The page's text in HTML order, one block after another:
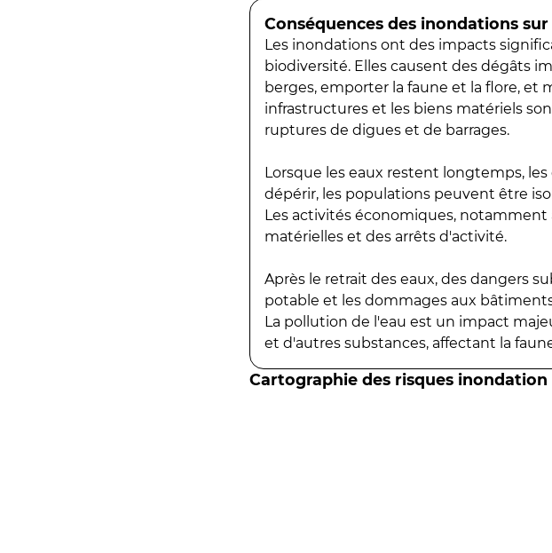
Conséquences des inondations
Les inondations ont des impacts
biodiversité. Elles causent des dégâts
berges, emporter la faune et la flore, et
infrastructures et les biens matériels
ruptures de digues et de barrages.
Lorsque les eaux restent longtemps,
dépérir, les populations peuvent être
Les activités économiques,
matérielles et des arrêts d'activité.
Après le retrait des eaux, des dangers
potable et les dommages aux
La pollution de l'eau est un impact
et d'autres substances, affectant la
Cartographie des risques